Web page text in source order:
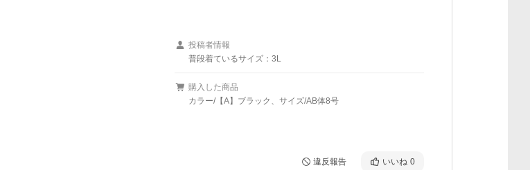
投稿者情報
普段着ているサイズ：3L
購入した商品
カラー/【A】ブラック、サイズ/AB体8号
違反報告 いいね 0